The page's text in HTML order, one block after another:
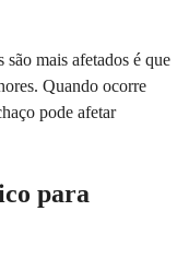
são mais afetados é que
Quando ocorre
pode afetar
para